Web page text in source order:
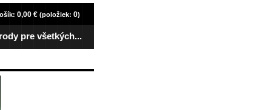
0,00 € (položiek: 0)
pre všetkých...